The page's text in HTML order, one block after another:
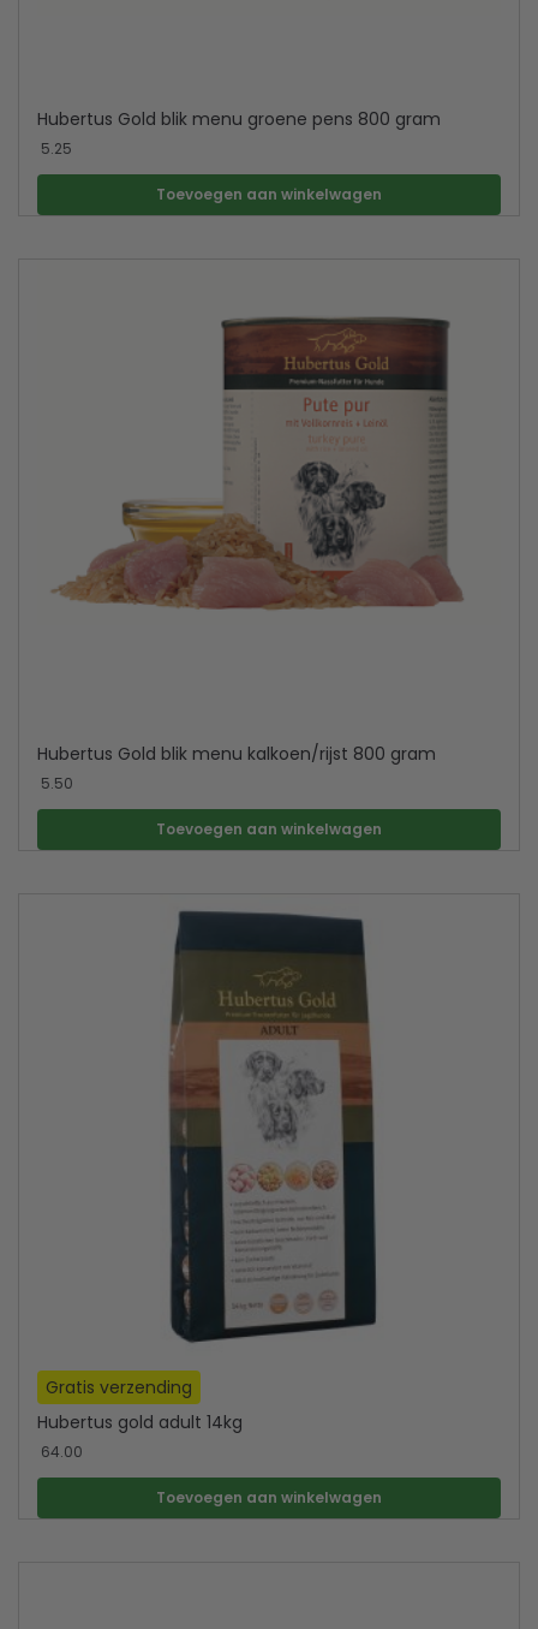
Hubertus Gold blik menu groene pens 800 gram
5.25
Toevoegen aan winkelwagen
Hubertus Gold blik menu kalkoen/rijst 800 gram
5.50
Toevoegen aan winkelwagen
Gratis verzending
Hubertus gold adult 14kg
64.00
Toevoegen aan winkelwagen